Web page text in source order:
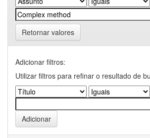
Retornar valores
Adicionar filtros:
Utilizar filtros para refinar o resultado de